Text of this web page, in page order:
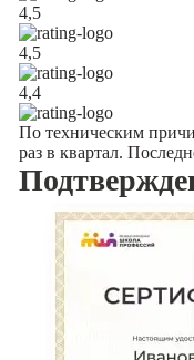
4,5
4,5
4,4
По техническим
раз в квартал.